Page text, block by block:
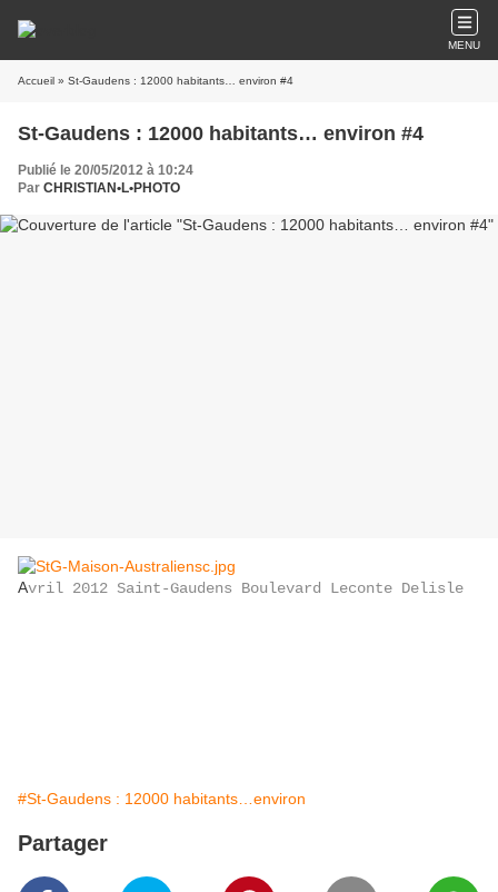
MENU
Accueil » St-Gaudens : 12000 habitants… environ #4
St-Gaudens : 12000 habitants… environ #4
Publié le 20/05/2012 à 10:24
Par CHRISTIAN•L•PHOTO
Avril 2012 Saint-Gaudens Boulevard Leconte Delisle
#St-Gaudens : 12000 habitants…environ
Partager